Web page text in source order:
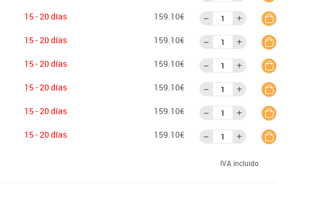
15 - 20 días 159.10€
15 - 20 días 159.10€
15 - 20 días 159.10€
15 - 20 días 159.10€
15 - 20 días 159.10€
15 - 20 días 159.10€
IVA incluido